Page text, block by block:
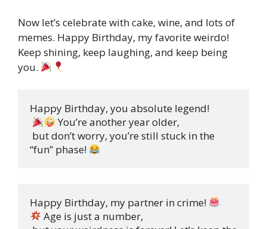
Now let’s celebrate with cake, wine, and lots of
memes. Happy Birthday, my favorite weirdo!
Keep shining, keep laughing, and keep being
you.
Happy Birthday, you absolute legend!
You’re another year older,
but don’t worry, you’re still stuck in the
“fun” phase!
Happy Birthday, my partner in crime!
Age is just a number,